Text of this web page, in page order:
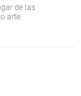
de las
arte.